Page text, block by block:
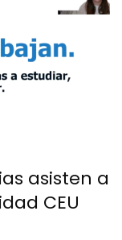
asisten a
CEU